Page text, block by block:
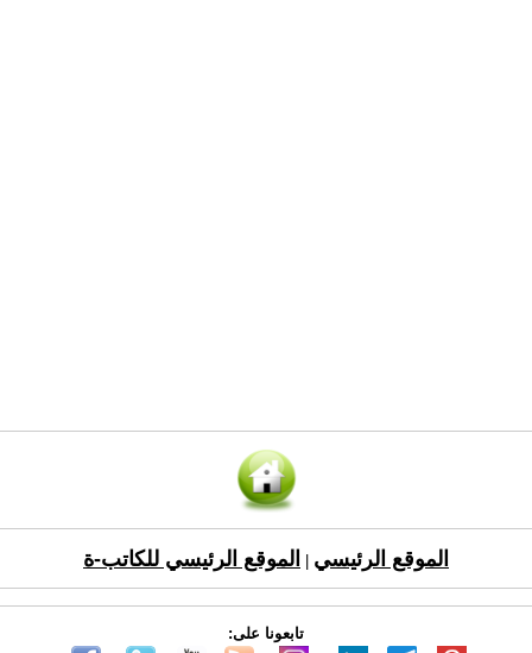
الموقع الرئيسي الموقع الرئيسي للكاتب-ة
تابعونا على: